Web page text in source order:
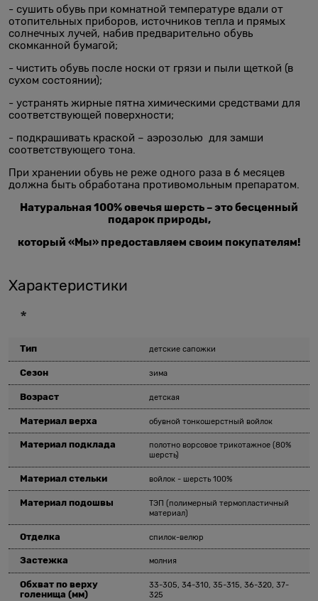
- сушить обувь при комнатной температуре вдали от
отопительных приборов, источников тепла и прямых
солнечных лучей, набив предварительно обувь
скомканной бумагой;
- чистить обувь после носки от грязи и пыли щеткой (в
сухом состоянии);
- устранять жирные пятна химическими средствами для
соответствующей поверхности;
- подкрашивать краской – аэрозолью для замши
соответствующего тона.
При хранении обувь не реже одного раза в 6 месяцев
должна быть обработана противомольным препаратом.
Натуральная 100% овечья шерсть – это бесценный
подарок природы,
который «Мы» предоставляем своим покупателям!
Характеристики
*
Тип детские сапожки
Сезон зима
Возраст детская
Материал верха обувной тонкошерстный войлок
Материал подклада
полотно ворсовое трикотажное (80%
шерсть)
Материал стельки войлок - шерсть 100%
Материал подошвы
ТЭП (полимерный термопластичный
материал)
Отделка спилок-велюр
Застежка молния
Обхват по верху
голенища(мм)
33-305, 34-310, 35-315, 36-320, 37-
325